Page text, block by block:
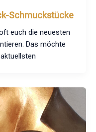
Schmuckstücke
euch die neuesten
Das möchte